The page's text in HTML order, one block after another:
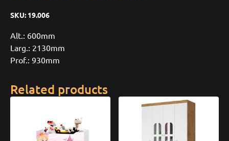
SKU: 19.006
Alt.: 600mm
Larg.: 2130mm
Prof.: 930mm
Related products